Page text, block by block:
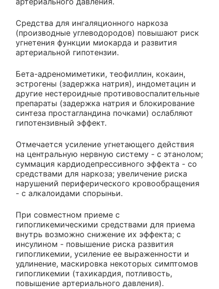
Средства для ингаляционного наркоза
(производные углеводородов) повышают риск
угнетения функции миокарда и развития
артериальной гипотензии.
Бета-адреномиметики, теофиллин, кокаин,
эстрогены (задержка натрия), индометацин и
другие нестероидные противовоспалительные
препараты (задержка натрия и блокирование
синтеза простагландина почками) ослабляют
гипотензивный эффект.
Отмечается усиление угнетающего действия
на центральную нервную систему - с этанолом;
суммация кардиодепрессивного эффекта - со
средствами для наркоза; увеличение риска
нарушений периферического кровообращения
- с алкалоидами спорыньи.
При совместном приеме с
гипогликемическими средствами для приема
внутрь возможно снижение их эффекта; с
инсулином - повышение риска развития
гипогликемии, усиление ее выраженности и
удлинение, маскировка некоторых симптомов
гипогликемии (тахикардия, потливость,
повышение артериального давления).